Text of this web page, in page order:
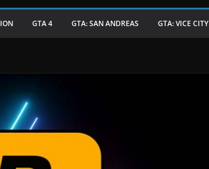
GTA 4 GTA: SAN ANDREAS GTA: VICE CITY